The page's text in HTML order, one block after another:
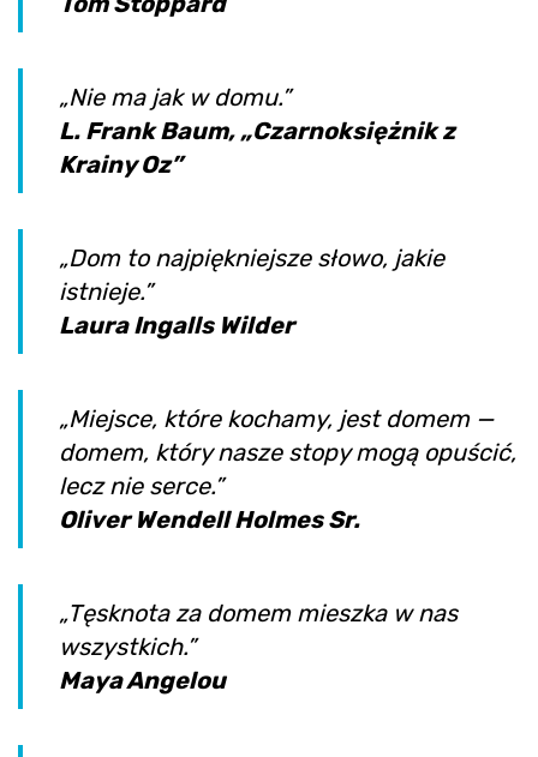
„Nie ma jak w domu.”
L. Frank Baum, „Czarnoksiężnik z
Krainy Oz”
„Dom to najpiękniejsze słowo, jakie
istnieje.”
Laura Ingalls Wilder
„Miejsce, które kochamy, jest domem —
domem, który nasze stopy mogą opuścić,
lecz nie serce.”
Oliver Wendell Holmes Sr.
„Tęsknota za domem mieszka w nas
wszystkich.”
Maya Angelou